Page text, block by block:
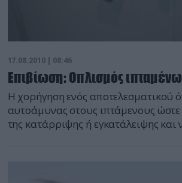
17.08.2010 | 08:46
Επιβίωση: Οπλισμός
Η χορήγηση ενός αποτελεσματικού
αυτοάμυνας στους ιπτάμενους
της κατάρριψης ή εγκατάλειψης